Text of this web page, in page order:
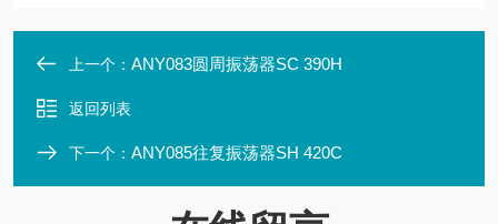
上一个： ANY083圆周振荡器SC 390H
返回列表
下一个： ANY085往复振荡器SH 420C